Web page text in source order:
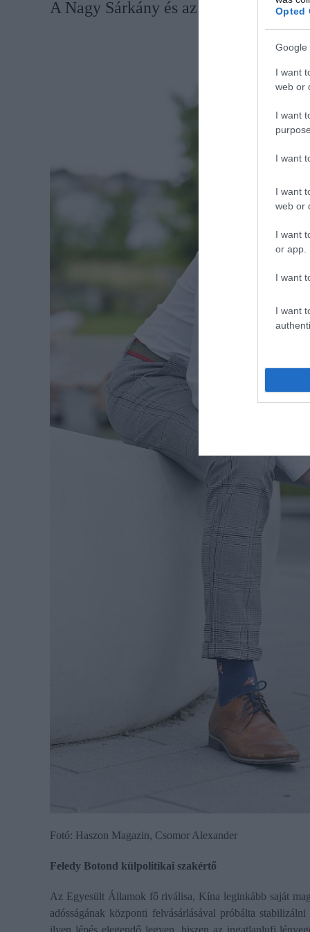
Opted
Google
I want
web or
I want
I want
I want
web or
I want
or app.
I want
I want
​A Nagy Sárkány és az Öreg Hölgy
Fotó: Haszon Magazin, Csomor Alexander
Feledy Botond külpolitikai szakértő
Az Egyesült Államok fő riválisa, Kína leginkább saját
adósságának központi felvásárlásával próbálta